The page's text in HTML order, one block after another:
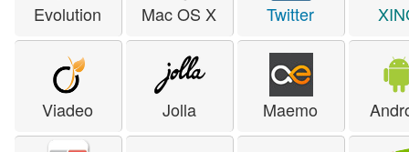
Evolution Mac OS X Twitter
Viadeo Jolla Maemo